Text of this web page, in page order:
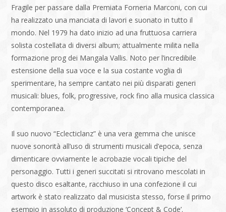
Fragile per passare dalla Premiata Forneria Marconi, con cui
ha realizzato una manciata di lavori e suonato in tutto il
mondo. Nel 1979 ha dato inizio ad una fruttuosa carriera
solista costellata di diversi album; attualmente milita nella
formazione prog dei Mangala Vallis. Noto per l’incredibile
estensione della sua voce e la sua costante voglia di
sperimentare, ha sempre cantato nei più disparati generi
musicali: blues, folk, progressive, rock fino alla musica classica
contemporanea.
Il suo nuovo “Eclecticlanz” è una vera gemma che unisce
nuove sonorità all’uso di strumenti musicali d’epoca, senza
dimenticare ovviamente le acrobazie vocali tipiche del
personaggio. Tutti i generi succitati si ritrovano mescolati in
questo disco esaltante, racchiuso in una confezione il cui
artwork è stato realizzato dal musicista stesso, forse il primo
esempio in assoluto di produzione ‘Concept & Code’.